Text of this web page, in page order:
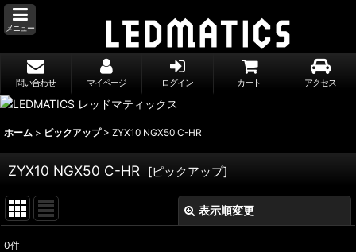
メニュー
問い合わせ マイページ ログイン カート アクセス
ホーム > ピックアップ > ZYX10 NGX50 C-HR
ZYX10 NGX50 C-HR [ピックアップ]
表示順変更
0件